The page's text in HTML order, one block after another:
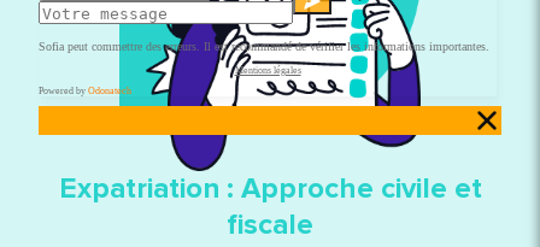
Expatriation : Approche civile et
fiscale